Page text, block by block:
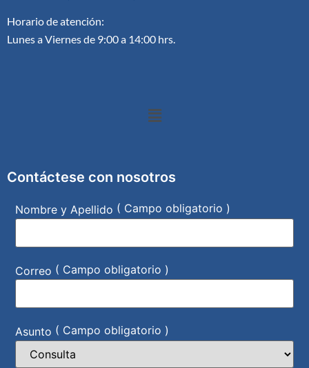
Horario de atención:
Lunes a Viernes de 9:00 a 14:00 hrs.
Contáctese con nosotros
Nombre y Apellido ( Campo obligatorio )
Correo ( Campo obligatorio )
Asunto ( Campo obligatorio )